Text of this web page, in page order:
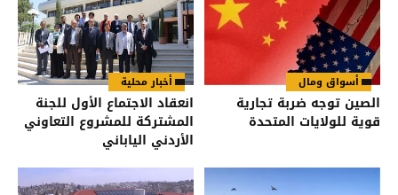
أسواق ومال
الصين توجه ضربة تجارية
قوية للولايات المتحدة
أخبار محلية
انعقاد الاجتماع الأول للجنة
المشتركة للمشروع التعاوني
الأردني الياباني